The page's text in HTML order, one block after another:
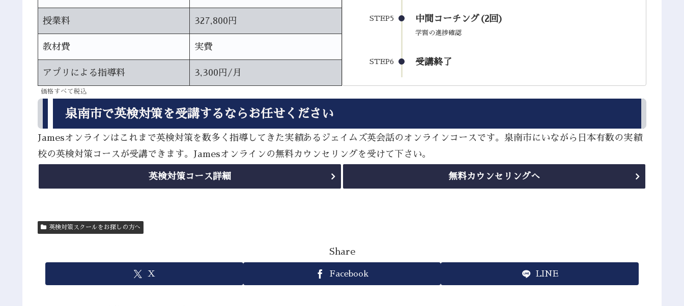
授業料 327,800円
教材費 実費
アプリによる指導料 3,300円/月
価格すべて税込
STEP5 中間コーチング(2回)
学習の進捗確認
STEP6 受講終了
泉南市で英検対策を受講するならお任せください
Jamesオンラインはこれまで英検対策を数多く指導してきた実績あるジェイムズ英会話のオンラインコースです。泉南市にいながら日本有数の実績
校の英検対策コースが受講できます。Jamesオンラインの無料カウンセリングを受けて下さい。
英検対策コース詳細 無料カウンセリングへ
英検対策スクールをお探しの方へ
Share
X Facebook LINE